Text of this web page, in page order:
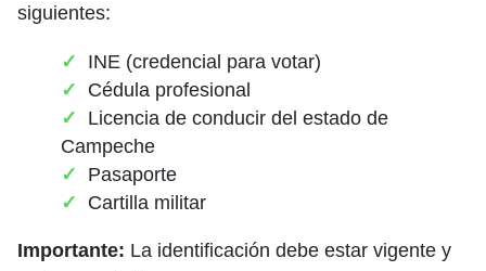
siguientes:
INE (credencial para votar)
Cédula profesional
Licencia de conducir del estado de
Campeche
Pasaporte
Cartilla militar
Importante: La identificación debe estar vigente y